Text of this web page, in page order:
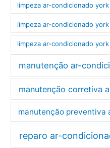
limpeza ar-condicionado
limpeza ar-condicionado
limpeza ar-condicionado
manutenção ar-
manutenção corretiva
manutenção preventiva
reparo ar-